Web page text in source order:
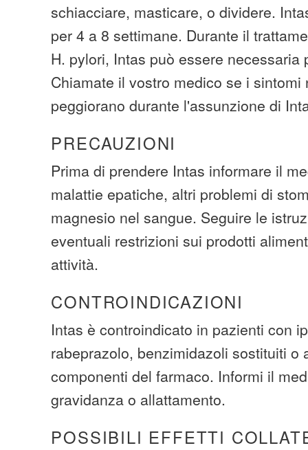
schiacciare, masticare, o dividere.
per 4 a 8 settimane. Durante il
H. pylori, Intas può essere necessaria
Chiamate il vostro medico se i
peggiorano durante l'assunzione di
PRECAUZIONI
Prima di prendere Intas informare il
malattie epatiche, altri problemi di
magnesio nel sangue. Seguire le
eventuali restrizioni sui prodotti
attività.
CONTROINDICAZIONI
Intas è controindicato in pazienti con
rabeprazolo, benzimidazoli sostituiti o
componenti del farmaco. Informi il
gravidanza o allattamento.
POSSIBILI EFFETTI